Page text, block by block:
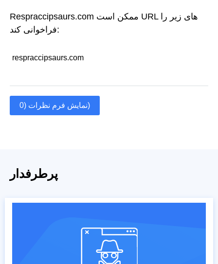
Respraccipsaurs.com ممکن است URL های زیر را
فراخوانی کند:
respraccipsaurs.com
نمایش فرم نظرات (0)
پرطرفدار